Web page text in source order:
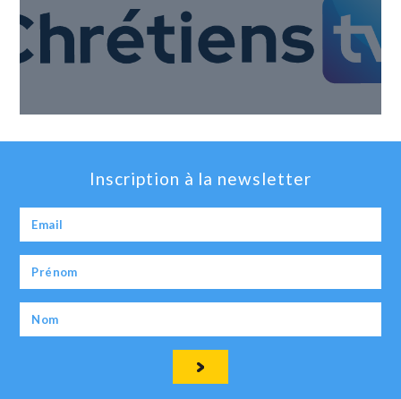
Inscription à la newsletter